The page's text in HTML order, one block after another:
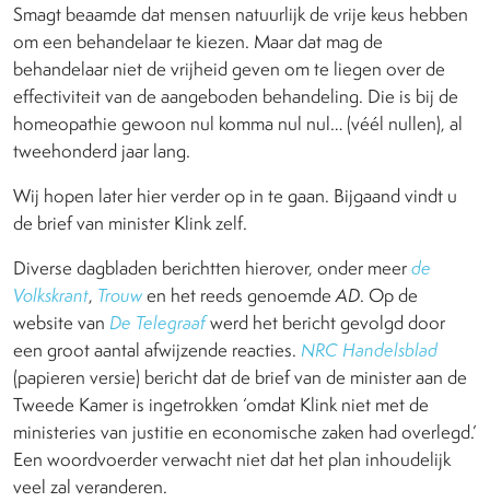
Smagt beaamde dat mensen natuurlijk de vrije keus hebben
om een behandelaar te kiezen. Maar dat mag de
behandelaar niet de vrijheid geven om te liegen over de
effectiviteit van de aangeboden behandeling. Die is bij de
homeopathie gewoon nul komma nul nul… (véél nullen), al
tweehonderd jaar lang.
Wij hopen later hier verder op in te gaan. Bijgaand vindt u
de brief van minister Klink zelf.
Diverse dagbladen berichtten hierover, onder meerde
Volkskrant, Trouwen het reeds genoemdeAD. Op de
website van De Telegraafwerd het bericht gevolgd door
een groot aantal afwijzende reacties. NRC Handelsblad
(papieren versie) bericht dat de brief van de minister aan de
Tweede Kamer is ingetrokken ‘omdat Klink niet met de
ministeries van justitie en economische zaken had overlegd.’
Een woordvoerder verwacht niet dat het plan inhoudelijk
veel zal veranderen.